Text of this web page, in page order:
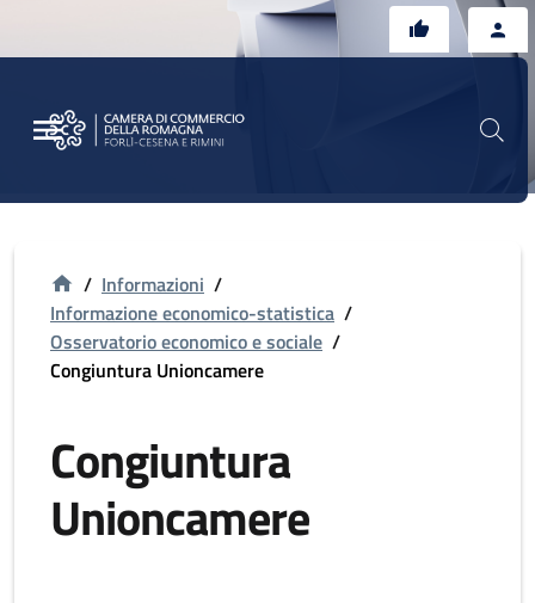
/ Informazioni /
Informazione economico-statistica /
Osservatorio economico e sociale /
Congiuntura Unioncamere
Congiuntura
Unioncamere